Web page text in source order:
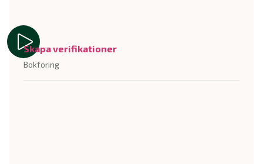
Skapa verifikationer
Bokföring